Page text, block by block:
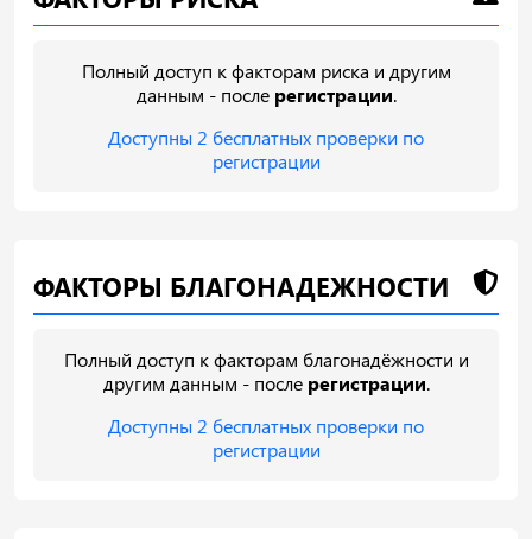
Полный доступ к факторам риска и другим
данным - после регистрации.
Доступны 2 бесплатных проверки по
регистрации
ФАКТОРЫ БЛАГОНАДЕЖНОСТИ
Полный доступ к факторам благонадёжности и
другим данным - после регистрации.
Доступны 2 бесплатных проверки по
регистрации